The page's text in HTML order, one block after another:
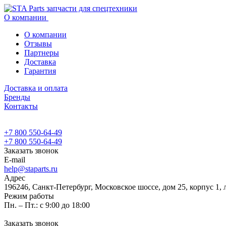
О компании
О компании
Отзывы
Партнеры
Доставка
Гарантия
Доставка и оплата
Бренды
Контакты
+7 800 550-64-49
+7 800 550-64-49
Заказать звонок
E-mail
help@staparts.ru
Адрес
196246, Санкт-Петербург, Московское шоссе, дом 25, корпус 1,
Режим работы
Пн. – Пт.: с 9:00 до 18:00
Заказать звонок